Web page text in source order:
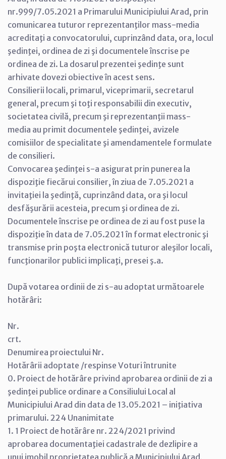
nr.999/7.05.2021 a Primarului Municipiului Arad, prin
comunicarea tuturor reprezentanţilor mass-media
acreditaţi a convocatorului, cuprinzând data, ora, locul
şedinţei, ordinea de zi şi documentele înscrise pe
ordinea de zi. La dosarul prezentei şedinţe sunt
arhivate dovezi obiective în acest sens.
Consilierii locali, primarul, viceprimarii, secretarul
general, precum şi toţi responsabilii din executiv,
societatea civilă, precum şi reprezentanţii mass-
media au primit documentele şedinţei, avizele
comisiilor de specialitate şi amendamentele formulate
de consilieri.
Convocarea şedinţei s-a asigurat prin punerea la
dispoziţie fiecărui consilier, în ziua de 7.05.2021 a
invitaţiei la şedinţă, cuprinzând data, ora şi locul
desfăşurării acesteia, precum şi ordinea de zi.
Documentele înscrise pe ordinea de zi au fost puse la
dispoziţie în data de 7.05.2021 în format electronic şi
transmise prin poşta electronică tuturor aleşilor locali,
funcţionarilor publici implicaţi, presei ş.a.
După votarea ordinii de zi s-au adoptat următoarele
hotărâri:
Nr.
crt.
Denumirea proiectului Nr.
Hotărârii adoptate /respinse Voturi întrunite
0. Proiect de hotărâre privind aprobarea ordinii de zi a
şedinţei publice ordinare a Consiliului Local al
Municipiului Arad din data de 13.05.2021 – iniţiativa
primarului. 224 Unanimitate
1. 1 Proiect de hotărâre nr. 224/2021 privind
aprobarea documentaţiei cadastrale de dezlipire a
unui imobil proprietatea publică a Municipiului Arad,